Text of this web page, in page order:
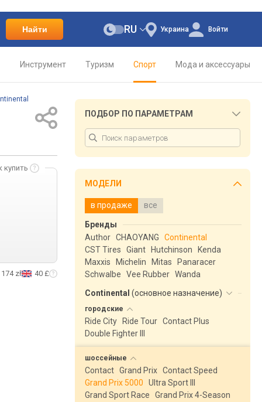
Найти Украина
RU Войти
Инструмент Туризм Спорт Мода и аксессуары
купить
174 zł 40 £
ПОДБОР ПО ПАРАМЕТРАМ
МОДЕЛИ
в продаже все
Бренды
Author CHAOYANG
Continental
CST Tires
Giant Hutchinson
Kenda
Maxxis
Michelin Mitas
Panaracer
Schwalbe
Vee Rubber Wanda
Continental (основное назначение)
городские
Ride City Ride Tour Contact Plus
Double Fighter III
шоссейные
Contact Grand Prix Contact Speed
Grand Prix 5000
Ultra Sport III
Grand Sport Race
Grand Prix 4-Season